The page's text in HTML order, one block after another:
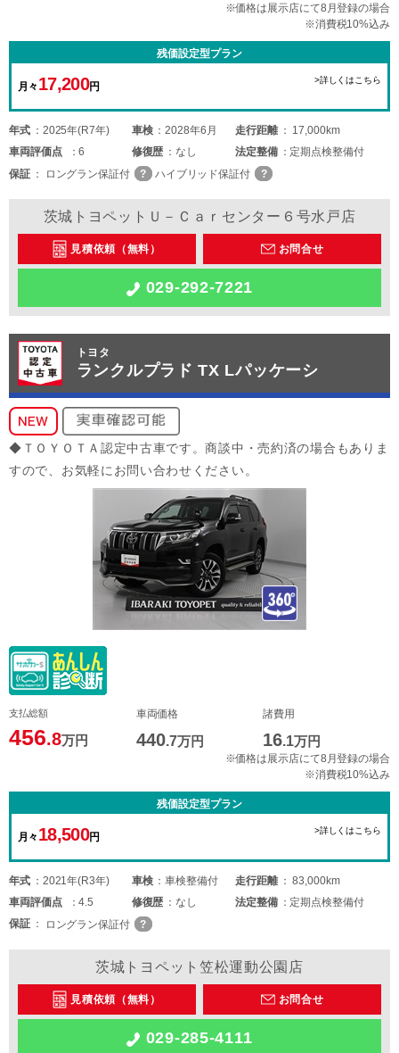
※価格は展示店にて8月登録の場合
※消費税10%込み
残価設定型プラン
月々 17,200円
>詳しくはこちら
年式 2025年(R7年) 車検 2028年6月 走行距離
17,000km
車両評価点 6 修復歴 なし 法定整備
定期点検整備付
保証
ロングラン保証付 ハイブリッド保証付
茨城トヨペットＵ－Ｃａｒセンター６号水戸店
見積依頼（無料） お問合せ
029-292-7221
トヨタ
ランクルプラド TX Lパッケーシ
◆ＴＯＹＯＴＡ認定中古車です。商談中・売約済の場合もありま
すので、お気軽にお問い合わせください。
支払総額
456.8万円
車両価格
440.7万円
諸費用
16.1万円
※価格は展示店にて8月登録の場合
※消費税10%込み
残価設定型プラン
月々 18,500円
>詳しくはこちら
年式 2021年(R3年) 車検 車検整備付 走行距離
83,000km
車両評価点 4.5 修復歴 なし 法定整備
定期点検整備付
保証
ロングラン保証付
茨城トヨペット笠松運動公園店
見積依頼（無料） お問合せ
029-285-4111